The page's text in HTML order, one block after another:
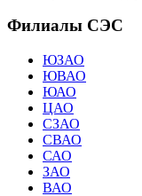
Филиалы СЭС
ЮЗАО
ЮВАО
ЮАО
ЦАО
СЗАО
СВАО
САО
ЗАО
ВАО